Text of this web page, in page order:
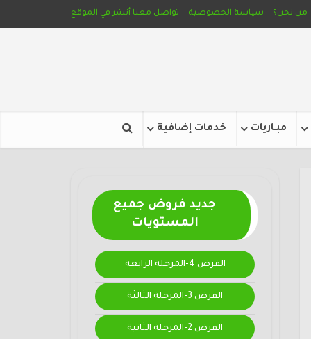
من نحن؟ سياسة الخصوصية تواصل معنا أنشر في الموقع
مبـاريات خدمات إضافية
جديد فروض جميع
المستويات
الفرض 4-المرحلة الرابعة
الفرض 3-المرحلة الثالثة
الفرض 2-المرحلة الثانية